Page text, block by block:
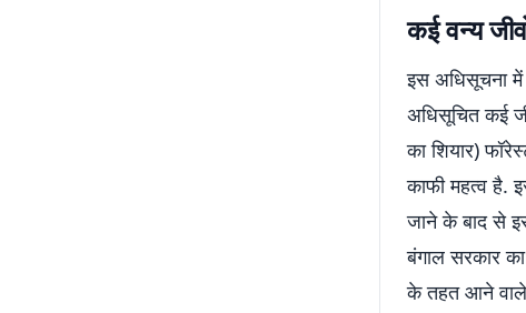
कई वन्य
इस अधिसूचना
अधिसूचित कई
का शियार)
काफी महत्व है.
जाने के बाद से
बंगाल सरकार
के तहत आने वाले